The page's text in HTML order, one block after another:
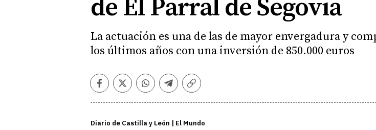
de El Parral de Segovia
La actuación es una de las de mayor envergadura y
los últimos años con una inversión de 850.000 euros
Facebook
TwitterWhatsapp
Telegram
Copiar
Diario de Castilla y León | El Mundo